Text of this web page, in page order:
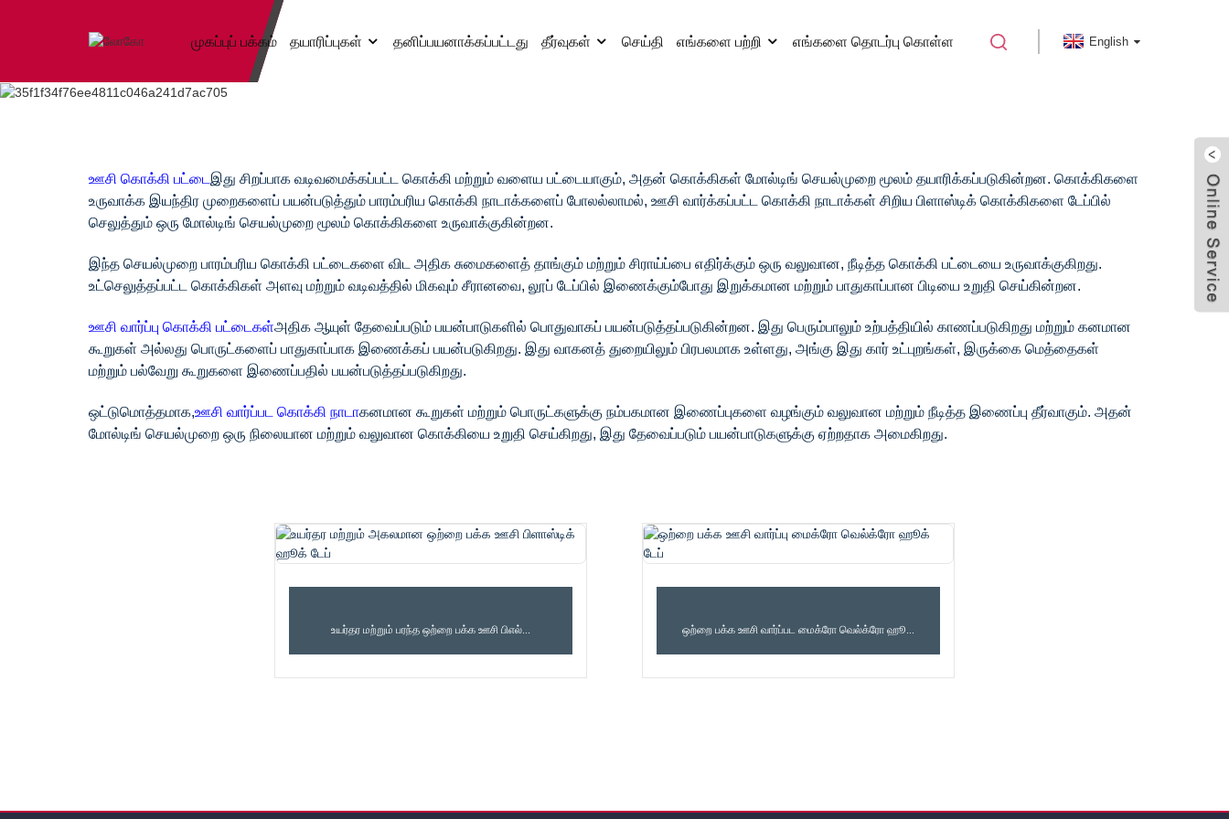
முகப்புப் பக்கம் தயாரிப்புகள் தனிப்பயனாக்கப்பட்டது தீர்வுகள் செய்தி எங்களை பற்றி எங்களை தொடர்பு கொள்ள English
தயாரிப்புகள் கொக்கி மற்றும் வளைய நாடா ஊசி மூலம் செலுத்தப்பட்ட கொக்கி நாடா
ஊசி கொக்கி பட்டை இது சிறப்பாக வடிவமைக்கப்பட்ட கொக்கி மற்றும் வளைய பட்டையாகும், அதன் கொக்கிகள் மோல்டிங் செயல்முறை மூலம் தயாரிக்கப்படுகின்றன. கொக்கிகளை
உருவாக்க இயந்திர முறைகளைப் பயன்படுத்தும் பாரம்பரிய கொக்கி நாடாக்களைப் போலல்லாமல், ஊசி வார்க்கப்பட்ட கொக்கி நாடாக்கள் சிறிய பிளாஸ்டிக் கொக்கிகளை டேப்பில்
செலுத்தும் ஒரு மோல்டிங் செயல்முறை மூலம் கொக்கிகளை உருவாக்குகின்றன.
இந்த செயல்முறை பாரம்பரிய கொக்கி பட்டைகளை விட அதிக சுமைகளைத் தாங்கும் மற்றும் சிராய்ப்பை எதிர்க்கும் ஒரு வலுவான, நீடித்த கொக்கி பட்டையை உருவாக்குகிறது.
உட்செலுத்தப்பட்ட கொக்கிகள் அளவு மற்றும் வடிவத்தில் மிகவும் சீரானவை, லூப் டேப்பில் இணைக்கும்போது இறுக்கமான மற்றும் பாதுகாப்பான பிடியை உறுதி செய்கின்றன.
ஊசி வார்ப்பு கொக்கி பட்டைகள்அதிக ஆயுள் தேவைப்படும் பயன்பாடுகளில் பொதுவாகப் பயன்படுத்தப்படுகின்றன. இது பெரும்பாலும் உற்பத்தியில் காணப்படுகிறது மற்றும் கனமான
கூறுகள் அல்லது பொருட்களைப் பாதுகாப்பாக இணைக்கப் பயன்படுகிறது. இது வாகனத் துறையிலும் பிரபலமாக உள்ளது, அங்கு இது கார் உட்புறங்கள், இருக்கை மெத்தைகள்
மற்றும் பல்வேறு கூறுகளை இணைப்பதில் பயன்படுத்தப்படுகிறது.
ஒட்டுமொத்தமாக,ஊசி வார்ப்பட கொக்கி நாடாகனமான கூறுகள் மற்றும் பொருட்களுக்கு நம்பகமான இணைப்புகளை வழங்கும் வலுவான மற்றும் நீடித்த இணைப்பு தீர்வாகும். அதன்
மோல்டிங் செயல்முறை ஒரு நிலையான மற்றும் வலுவான கொக்கியை உறுதி செய்கிறது, இது தேவைப்படும் பயன்பாடுகளுக்கு ஏற்றதாக அமைகிறது.
உயர்தர மற்றும் பரந்த ஒற்றை பக்க ஊசி பிஎல்... ஒற்றை பக்க ஊசி வார்ப்பட மைக்ரோ வெல்க்ரோ ஹூ...